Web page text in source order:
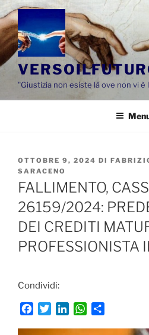
Salta
al
contenuto
"Giustizia non esiste là ove non vi è
PUBBLICATO
IL
OTTOBRE 9, 2024 DI
SARACENO
FALLIMENTO,
26159/2024:
DEI CREDITI
PROFESSIONISTA
Condividi:
W